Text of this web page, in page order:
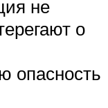
не
о
опасность